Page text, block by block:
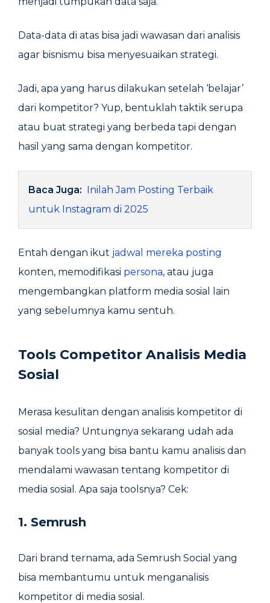
Data-data di atas bisa jadi wawasan dari analisis
agar bisnismu bisa menyesuaikan strategi.
Jadi, apa yang harus dilakukan setelah ‘belajar’
dari kompetitor? Yup, bentuklah taktik serupa
atau buat strategi yang berbeda tapi dengan
hasil yang sama dengan kompetitor.
Baca Juga: Inilah Jam Posting Terbaik
untuk Instagram di 2025
Entah dengan ikut jadwal mereka posting
konten, memodifikasi persona, atau juga
mengembangkan platform media sosial lain
yang sebelumnya kamu sentuh.
Tools Competitor Analisis Media
Sosial
Merasa kesulitan dengan analisis kompetitor di
sosial media? Untungnya sekarang udah ada
banyak tools yang bisa bantu kamu analisis dan
mendalami wawasan tentang kompetitor di
media sosial. Apa saja toolsnya? Cek:
1. Semrush
Dari brand ternama, ada Semrush Social yang
bisa membantumu untuk menganalisis
kompetitor di media sosial.